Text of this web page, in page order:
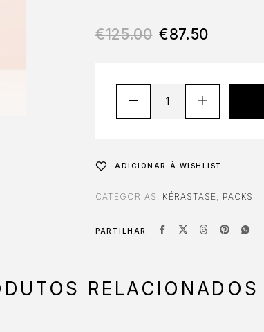
€125.00 €87.50
ADICIONAR À WISHLIST
CATEGORIAS: KÉRASTASE, PACKS
PARTILHAR
RELACIONADOS